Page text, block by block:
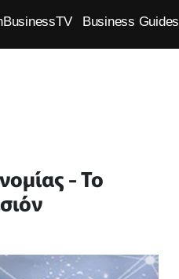
Business Guides
- Το